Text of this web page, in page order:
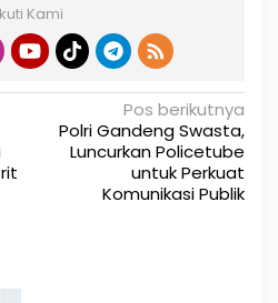
Kami
Pos berikutnya
Polri Gandeng Swasta,
Luncurkan Policetube
untuk Perkuat
Komunikasi Publik